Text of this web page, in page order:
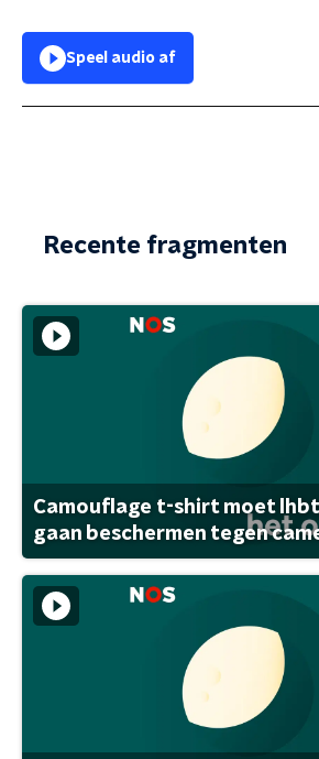
Speel audio af
Recente fragmenten
Camouflage t-shirt moet
gaan beschermen tegen